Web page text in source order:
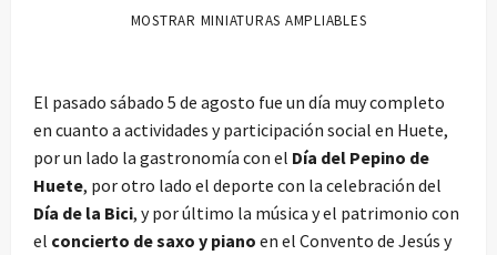
MOSTRAR MINIATURAS AMPLIABLES
El pasado sábado 5 de agosto fue un día muy completo
en cuanto a actividades y participación social en Huete,
por un lado la gastronomía con el Día del Pepino de
Huete, por otro lado el deporte con la celebración del
Día de la Bici, y por último la música y el patrimonio con
el concierto de saxo y piano en el Convento de Jesús y